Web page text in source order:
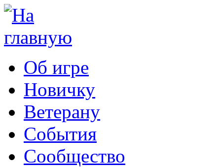
Об игре
Новичку
Ветерану
События
Сообщество